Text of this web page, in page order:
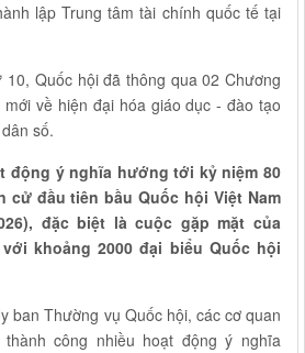
lập Trung tâm tài chính quốc tế tại
Quốc hội đã thông qua 02 Chương
về hiện đại hóa giáo dục - đào tạo
số.
động ý nghĩa hướng tới kỷ niệm 80
cử đầu tiên bầu Quốc hội Việt Nam
đặc biệt là cuộc gặp mặt của
khoảng 2000 đại biểu Quốc hội
ban Thường vụ Quốc hội, các cơ quan
công nhiều hoạt động ý nghĩa